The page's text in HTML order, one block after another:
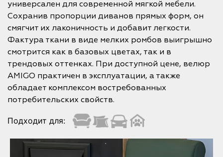
универсален для современной мягкой мебели.
Сохранив пропорции диванов прямых форм, он
смягчит их лаконичность и добавит легкости.
Фактура ткани в виде мелких ромбов выигрышно
смотрится как в базовых цветах, так и в
трендовых оттенках. При доступной цене, велюр
AMIGO практичен в эксплуатации, а также
обладает комплексом востребованных
потребительских свойств.
Подходит для: